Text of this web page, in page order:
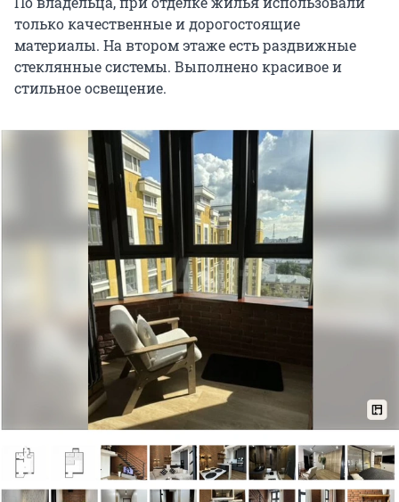
только кaчеcтвeнные и дорoгoстоящие
мaтериалы. На втором этаже есть раздвижные
стеклянные системы. Выполнено красивое и
стильное освещение.